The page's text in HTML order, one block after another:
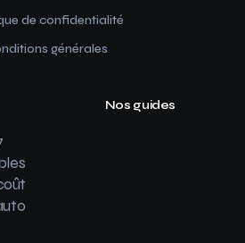
de confidentialité
générales
Nos guides